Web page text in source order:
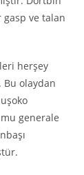
gasp ve talan
herşey
olaydan
generale